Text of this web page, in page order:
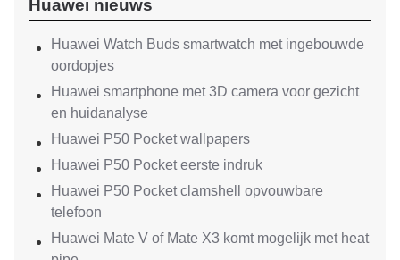
Huawei nieuws
Huawei Watch Buds smartwatch met ingebouwde
oordopjes
Huawei smartphone met 3D camera voor gezicht
en huidanalyse
Huawei P50 Pocket wallpapers
Huawei P50 Pocket eerste indruk
Huawei P50 Pocket clamshell opvouwbare
telefoon
Huawei Mate V of Mate X3 komt mogelijk met heat